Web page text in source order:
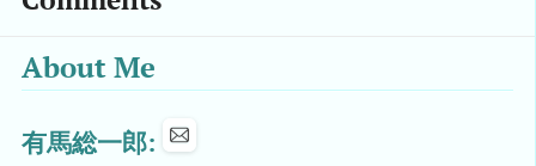
About Me
有馬総一郎: